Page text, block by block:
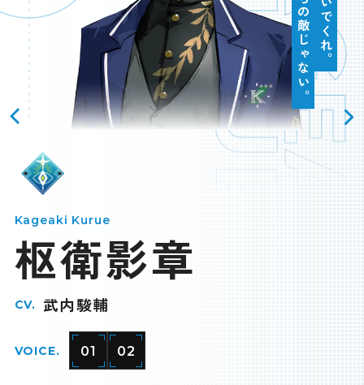
LANGUAGE JPEN
OFFICIAL
Kageaki Kurue
枢衛影章
CV. 武内駿輔
VOICE. 01 02